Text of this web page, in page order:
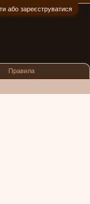
або зареєструватися
Правила